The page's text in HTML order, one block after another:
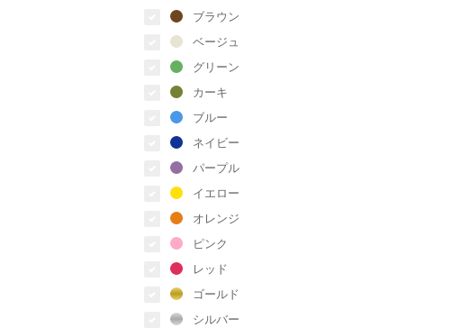
ブラウン
ベージュ
グリーン
カーキ
ブルー
ネイビー
パープル
イエロー
オレンジ
ピンク
レッド
ゴールド
シルバー